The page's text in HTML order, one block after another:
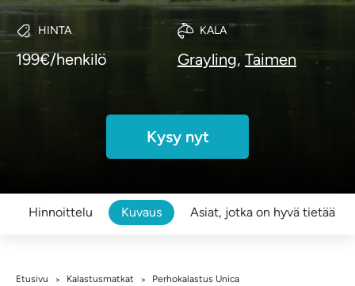
HINTA
199€/henkilö
KALA
Grayling, Taimen
Kysy nyt
Hinnoittelu Kuvaus Asiat, jotka on hyvä tietää
Etusivu > Kalastusmatkat > Perhokalastus Unica